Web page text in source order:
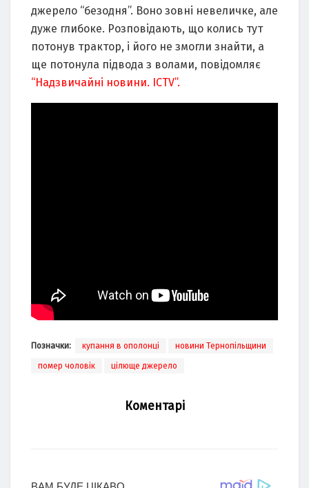
джерело “безодня”. Воно зовні невеличке, але
дуже глибоке. Розповідають, що колись тут
потонув трактор, і його не змогли знайти, а
ще потонула підвода з волами, повідомляє
“Надзвичайні новини. ICTV”.
Позначки: купання в ополонці новини Тернопільщини
помер чоловік цілюще джерело
Коментарі